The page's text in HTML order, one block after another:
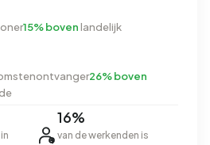
15% bovenlandelijk
26% boven
16%
van de werkenden is